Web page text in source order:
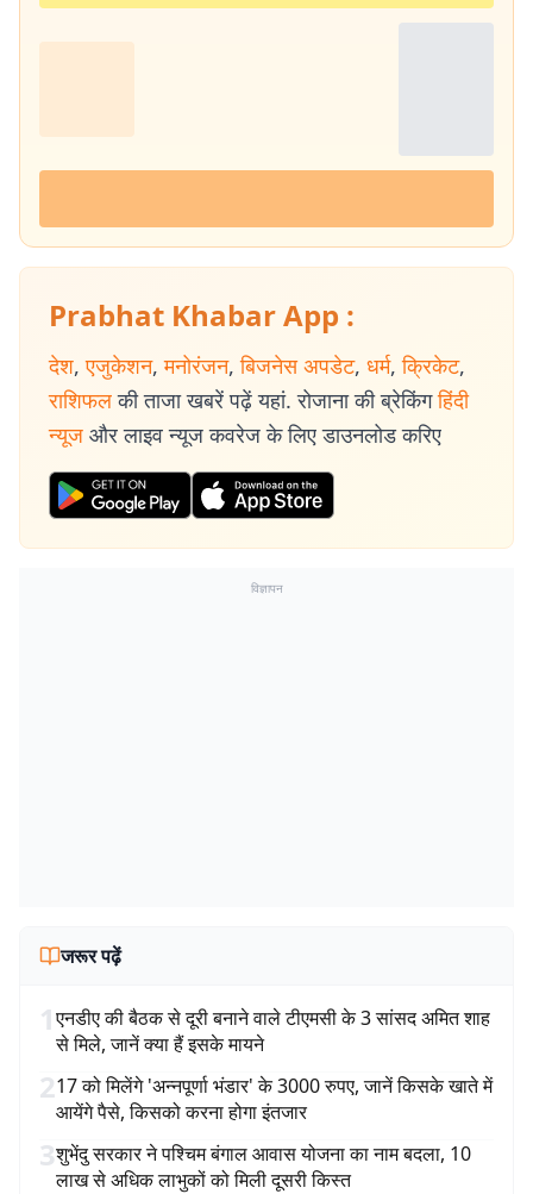
Prabhat Khabar App :
देश, एजुकेशन, मनोरंजन, बिजनेस अपडेट, धर्म, क्रिकेट,
राशिफल की ताजा खबरें पढ़ें यहां. रोजाना की ब्रेकिंग हिंदी
न्यूज और लाइव न्यूज कवरेज के लिए डाउनलोड करिए
विज्ञापन
जरूर पढ़ें
1एनडीए की बैठक से दूरी बनाने वाले टीएमसी के 3 सांसद अमित शाह
से मिले, जानें क्या हैं इसके मायने
217 को मिलेंगे 'अन्नपूर्णा भंडार' के 3000 रुपए, जानें किसके खाते में
आयेंगे पैसे, किसको करना होगा इंतजार
3शुभेंदु सरकार ने पश्चिम बंगाल आवास योजना का नाम बदला, 10
लाख से अधिक लाभुकों को मिली दूसरी किस्त